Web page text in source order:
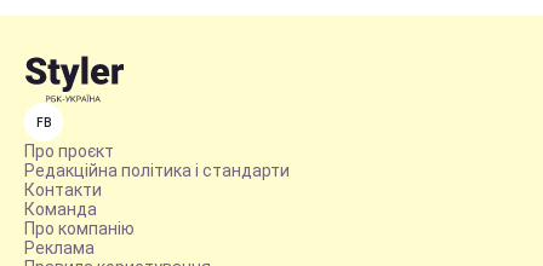
FB
Про проєкт
Редакційна політика і стандарти
Контакти
Команда
Про компанію
Реклама